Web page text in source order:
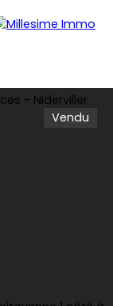
Vendu